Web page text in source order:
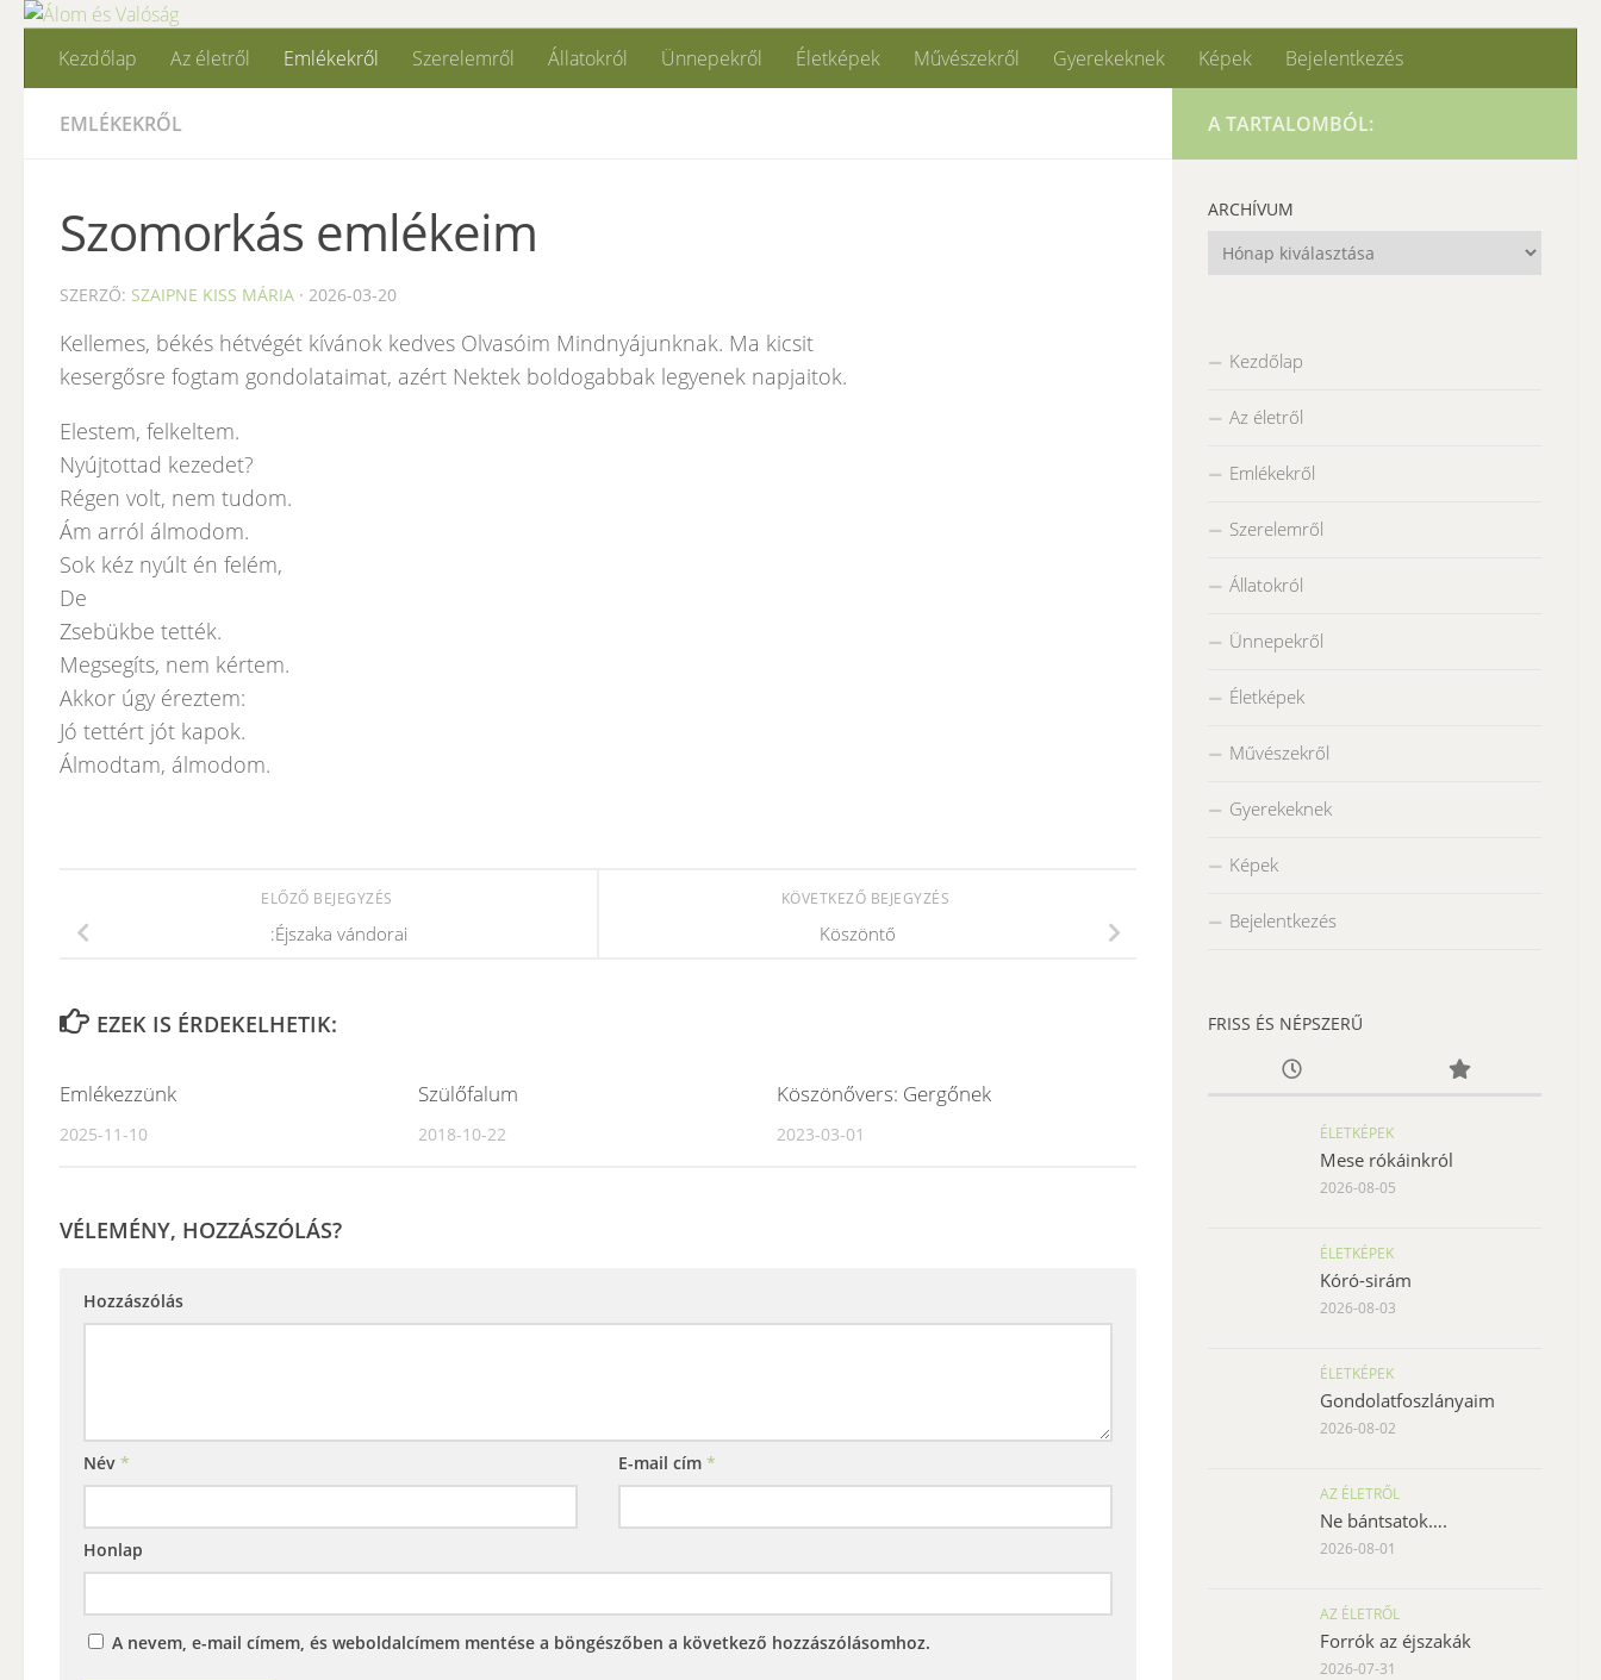
Skip to content
Kezdőlap
Az életről Emlékekről Szerelemről Állatokról Ünnepekről Életképek Művészekről Gyerekeknek Képek Bejelentkezés
EMLÉKEKRŐL
Szomorkás emlékeim
SZERZŐ: SZAIPNE KISS MÁRIA · 2026-03-20
Kellemes, békés hétvégét kívánok kedves Olvasóim Mindnyájunknak. Ma kicsit
kesergősre fogtam gondolataimat, azért Nektek boldogabbak legyenek napjaitok.
Elestem, felkeltem.
Nyújtottad kezedet?
Régen volt, nem tudom.
Ám arról álmodom.
Sok kéz nyúlt én felém,
De
Zsebükbe tették.
Megsegíts, nem kértem.
Akkor úgy éreztem:
Jó tettért jót kapok.
Álmodtam, álmodom.
KÖVETKEZŐ BEJEGYZÉS
Köszöntő
ELŐZŐ BEJEGYZÉS
:Éjszaka vándorai
EZEK IS ÉRDEKELHETIK:
Emlékezzünk
2025-11-10
Szülőfalum
2018-10-22
Köszönővers: Gergőnek
2023-03-01
VÉLEMÉNY, HOZZÁSZÓLÁS?
Hozzászólás
Név * E-mail cím*
Honlap
A nevem, e-mail címem, és weboldalcímem mentése a böngészőben a következő hozzászólásomhoz.
A TARTALOMBÓL:
ARCHÍVUM
Archívum
Kezdőlap
Az életről
Emlékekről
Szerelemről
Állatokról
Ünnepekről
Életképek
Művészekről
Gyerekeknek
Képek
Bejelentkezés
FRISS ÉS NÉPSZERŰ
ÉLETKÉPEK
Mese rókáinkról
2026-08-05
ÉLETKÉPEK
Kóró-sirám
2026-08-03
ÉLETKÉPEK
Gondolatfoszlányaim
2026-08-02
AZ ÉLETRŐL
Ne bántsatok….
2026-08-01
AZ ÉLETRŐL
Forrók az éjszakák
2026-07-31